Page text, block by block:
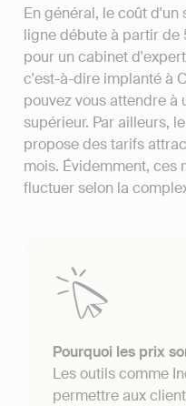
En général, le coût
ligne débute à partir de
pour un cabinet
c'est-à-dire implanté à
pouvez vous attendre à
supérieur. Par ailleurs,
propose des tarifs
mois. Évidemment, ces
fluctuer selon la
Pourquoi les prix
Les outils comme
permettre aux